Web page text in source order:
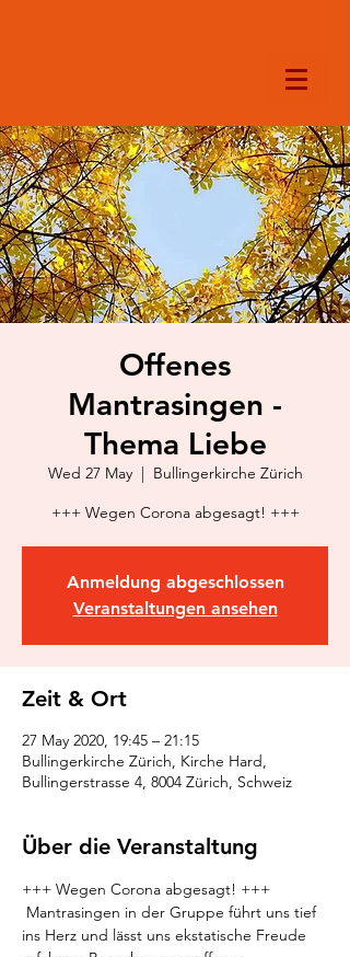
Offenes
Mantrasingen -
Thema Liebe
Wed 27 May
  |
Bullingerkirche Zürich
+++ Wegen Corona abgesagt! +++
Anmeldung abgeschlossen
Veranstaltungen ansehen
Zeit & Ort
27 May 2020, 19:45 – 21:15
Bullingerkirche Zürich, Kirche Hard,
Bullingerstrasse 4, 8004 Zürich, Schweiz
Über die Veranstaltung
+++ Wegen Corona abgesagt! +++
Mantrasingen in der Gruppe führt uns tief
ins Herz und lässt uns ekstatische Freude